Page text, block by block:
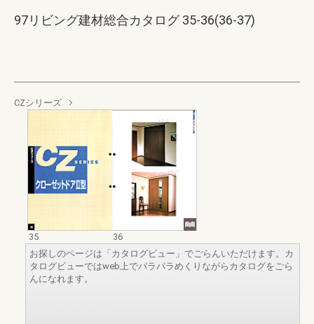
97リビング建材総合カタログ 35-36(36-37)
CZシリーズ
35
36
お探しのページは「カタログビュー」でごらんいただけます。カ
タログビューではweb上でパラパラめくりながらカタログをごら
んになれます。